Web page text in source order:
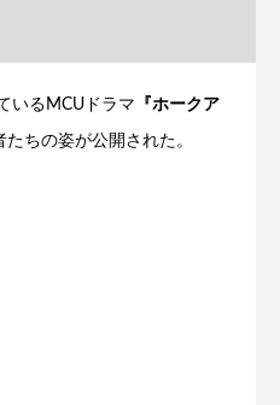
いるMCUドラマ 『ホークア
ちの姿が公開された。